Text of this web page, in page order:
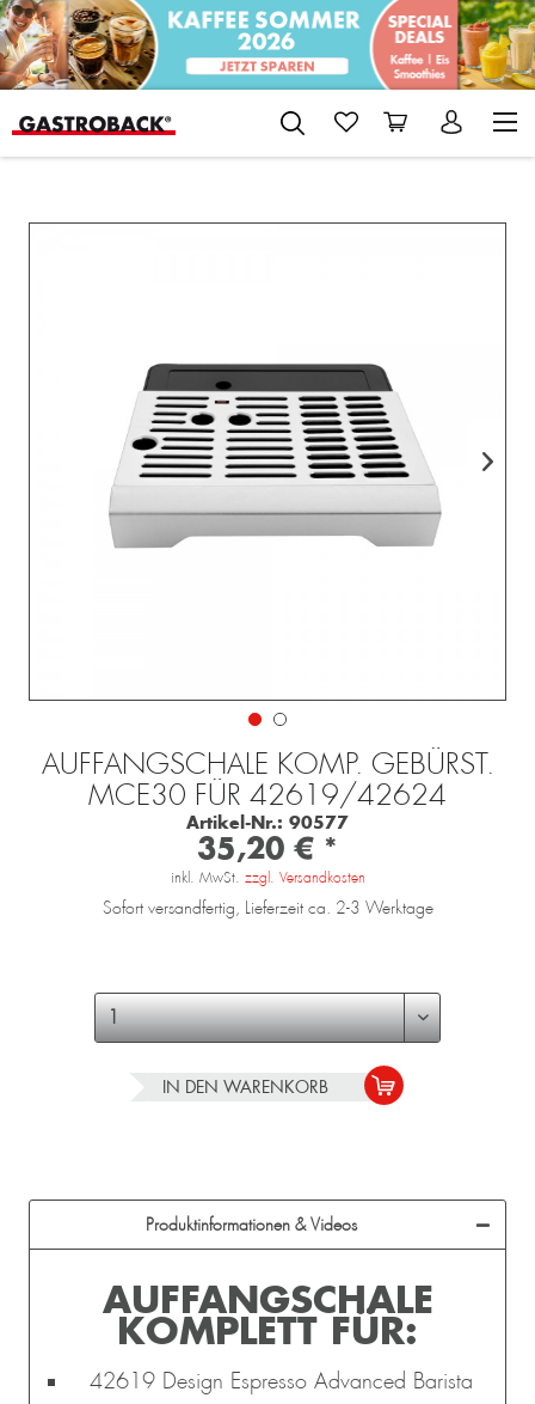
AUFFANGSCHALE KOMP. GEBÜRST.
MCE30 FÜR 42619/42624
Artikel-Nr.: 90577
35,20 € *
inkl. MwSt. zzgl. Versandkosten
Sofort versandfertig, Lieferzeit ca. 2-3 Werktage
IN DEN WARENKORB
Produktinformationen & Videos
AUFFANGSCHALE
KOMPLETT FÜR:
42619 Design Espresso Advanced Barista